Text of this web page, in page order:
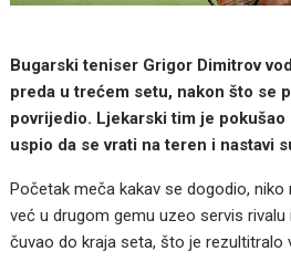
Bugarski teniser Grigor Dimitrov
preda u trećem setu, nakon što se
povrijedio. Ljekarski tim je pokušao
uspio da se vrati na teren i nastavi
Početak meča kakav se dogodio, niko
već u drugom gemu uzeo servis
čuvao do kraja seta, što je rezultitralo